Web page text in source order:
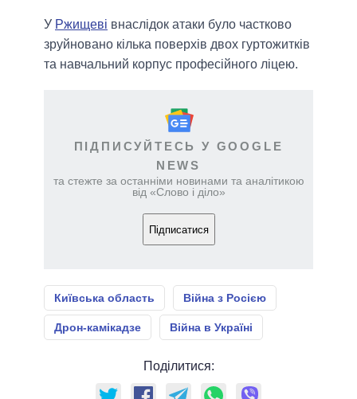
У Ржищеві внаслідок атаки було частково
зруйновано кілька поверхів двох гуртожитків
та навчальний корпус професійного ліцею.
ПІДПИСУЙТЕСЬ У GOOGLE
NEWS
та стежте за останніми новинами та аналітикою
від «Слово і діло»
Підписатися
Київська область Війна з Росією
Дрон-камікадзе Війна в Україні
Поділитися: